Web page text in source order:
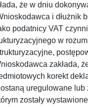
że w dniu
i dłużnik
podatnicy VAT
w
zakłada,
korekt
uregulowane
zostały